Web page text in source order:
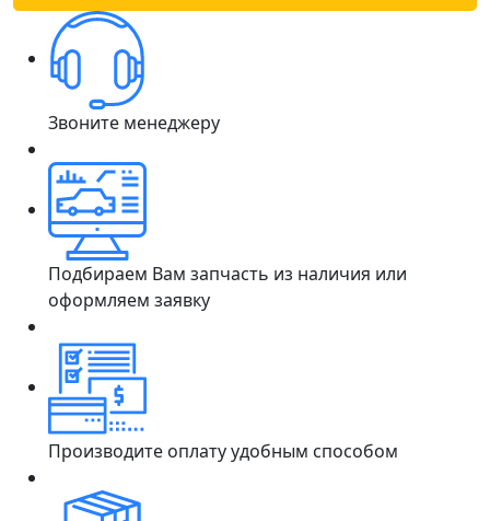
Звоните менеджеру
Подбираем Вам запчасть из наличия или
оформляем заявку
Производите оплату удобным способом